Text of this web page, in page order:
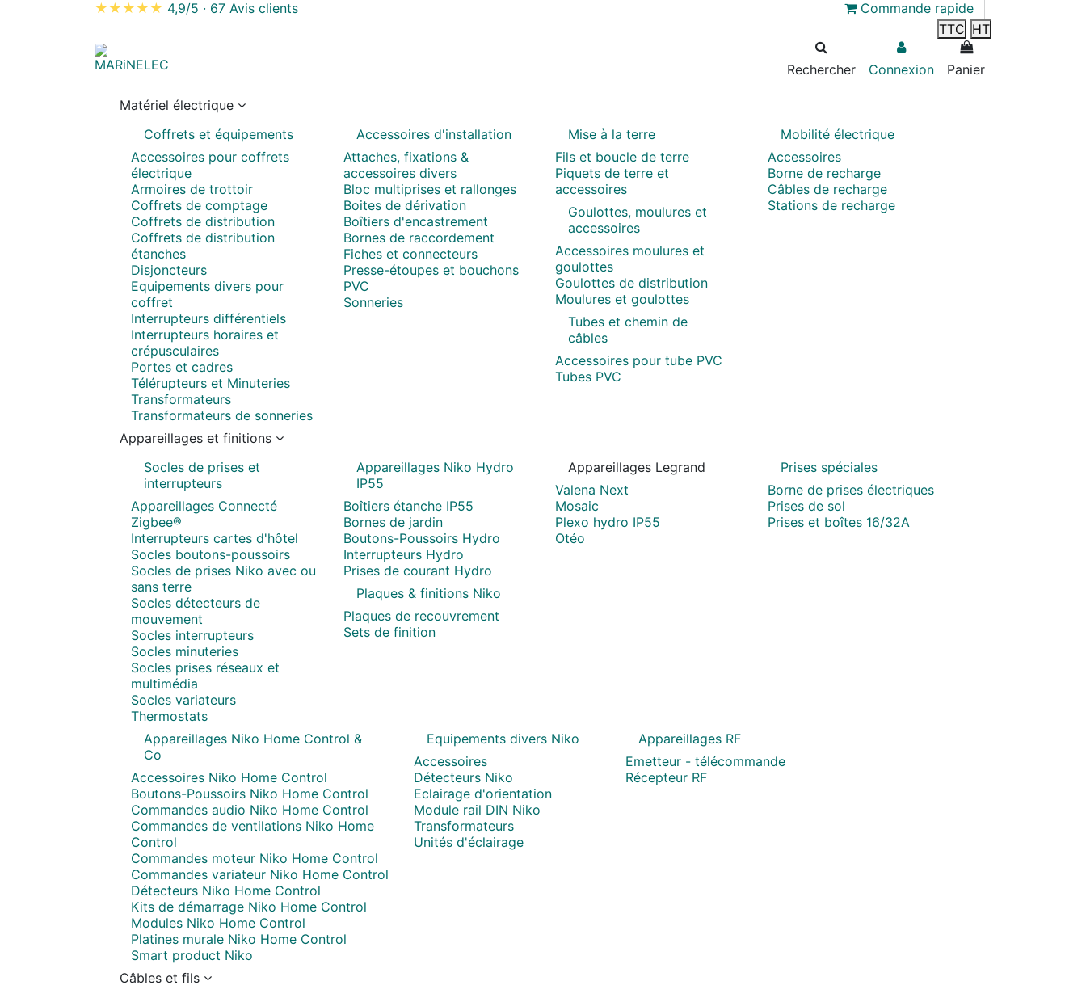
★★★★★ 4,9/5 · 67 Avis clients
Commande rapide
TTC HT
Rechercher Connexion Panier
Matériel électrique
Coffrets et équipements
Accessoires pour coffrets
électrique
Armoires de trottoir
Coffrets de comptage
Coffrets de distribution
Coffrets de distribution
étanches
Disjoncteurs
Equipements divers pour
coffret
Interrupteurs différentiels
Interrupteurs horaires et
crépusculaires
Portes et cadres
Télérupteurs et Minuteries
Transformateurs
Transformateurs de sonneries
Accessoires d'installation
Attaches, fixations &
accessoires divers
Bloc multiprises et rallonges
Boites de dérivation
Boîtiers d'encastrement
Bornes de raccordement
Fiches et connecteurs
Presse-étoupes et bouchons
PVC
Sonneries
Mise à la terre
Fils et boucle de terre
Piquets de terre et
accessoires
Goulottes, moulures et
accessoires
Accessoires moulures et
goulottes
Goulottes de distribution
Moulures et goulottes
Tubes et chemin de
câbles
Accessoires pour tube PVC
Tubes PVC
Mobilité électrique
Accessoires
Borne de recharge
Câbles de recharge
Stations de recharge
Appareillages et finitions
Socles de prises et
interrupteurs
Appareillages Connecté
Zigbee®
Interrupteurs cartes d'hôtel
Socles boutons-poussoirs
Socles de prises Niko avec ou
sans terre
Socles détecteurs de
mouvement
Socles interrupteurs
Socles minuteries
Socles prises réseaux et
multimédia
Socles variateurs
Thermostats
Appareillages Niko Hydro
IP55
Boîtiers étanche IP55
Bornes de jardin
Boutons-Poussoirs Hydro
Interrupteurs Hydro
Prises de courant Hydro
Plaques & finitions Niko
Plaques de recouvrement
Sets de finition
Appareillages Legrand
Valena Next
Mosaic
Plexo hydro IP55
Otéo
Prises spéciales
Borne de prises électriques
Prises de sol
Prises et boîtes 16/32A
Appareillages Niko Home Control &
Co
Accessoires Niko Home Control
Boutons-Poussoirs Niko Home Control
Commandes audio Niko Home Control
Commandes de ventilations Niko Home
Control
Commandes moteur Niko Home Control
Commandes variateur Niko Home Control
Détecteurs Niko Home Control
Kits de démarrage Niko Home Control
Modules Niko Home Control
Platines murale Niko Home Control
Smart product Niko
Equipements divers Niko
Accessoires
Détecteurs Niko
Eclairage d'orientation
Module rail DIN Niko
Transformateurs
Unités d'éclairage
Appareillages RF
Emetteur - télécommande
Récepteur RF
Câbles et fils